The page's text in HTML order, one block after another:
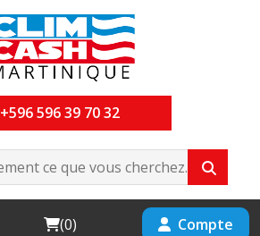
+596 596 39 70 32
Cart
(0) Compte